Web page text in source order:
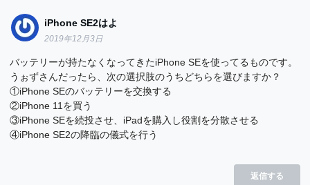
iPhone SE2はよ
2019年12月3日
バッテリーが持たなくなってきたiPhone SEを使ってるものです。
うぉずさんだったら、次の選択肢のうちどちらを選びますか？
①iPhone SEのバッテリーを交換する
②iPhone 11を買う
③iPhone SEを続投させ、iPadを購入し役割を分散させる
④iPhone SE2の降臨の儀式を行う
返信する